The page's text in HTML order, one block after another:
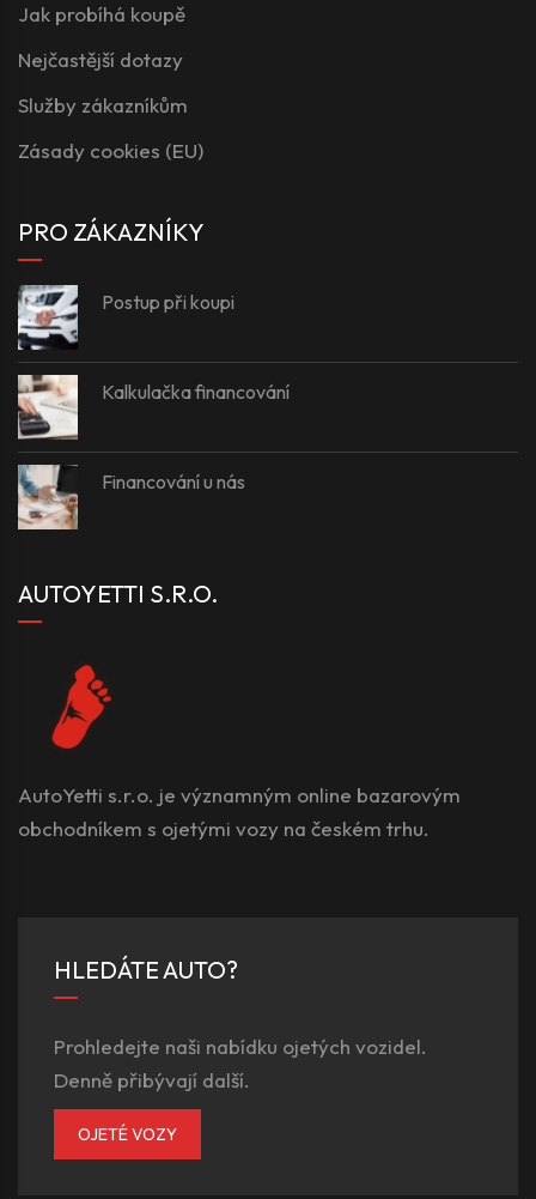
Jak probíhá koupě
Nejčastější dotazy
Služby zákazníkům
Zásady cookies (EU)
PRO ZÁKAZNÍKY
Postup při koupi
Kalkulačka financování
Financování u nás
AUTOYETTI S.R.O.
AutoYetti s.r.o. je významným online bazarovým
obchodníkem s ojetými vozy na českém trhu.
HLEDÁTE AUTO?
Prohledejte naši nabídku ojetých vozidel.
Denně přibývají další.
OJETÉ VOZY